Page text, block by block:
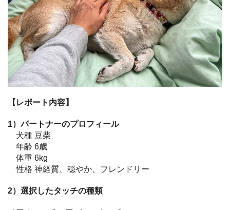
【レポート内容】
1）パートナーのプロフィール
犬種 豆柴
年齢 6歳
体重 6kg
性格 神経質、穏やか、フレンドリー
2）選択したタッチの種類